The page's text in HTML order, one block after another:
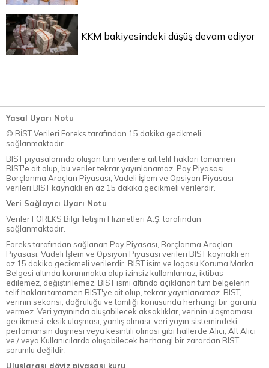
KKM bakiyesindeki düşüş devam ediyor
Yasal Uyarı Notu
© BİST Verileri Foreks tarafından 15 dakika gecikmeli
sağlanmaktadır.
BIST piyasalarında oluşan tüm verilere ait telif hakları tamamen
BIST'e ait olup, bu veriler tekrar yayınlanamaz. Pay Piyasası,
Borçlanma Araçları Piyasası, Vadeli İşlem ve Opsiyon Piyasası
verileri BIST kaynaklı en az 15 dakika gecikmeli verilerdir.
Veri Sağlayıcı Uyarı Notu
Veriler FOREKS Bilgi İletişim Hizmetleri A.Ş. tarafından
sağlanmaktadır.
Foreks tarafından sağlanan Pay Piyasası, Borçlanma Araçları
Piyasası, Vadeli İşlem ve Opsiyon Piyasası verileri BIST kaynaklı en
az 15 dakika gecikmeli verilerdir. BIST isim ve logosu Koruma Marka
Belgesi altında korunmakta olup izinsiz kullanılamaz, iktibas
edilemez, değiştirilemez. BIST ismi altında açıklanan tüm belgelerin
telif hakları tamamen BIST'ye ait olup, tekrar yayınlanamaz. BIST,
verinin sekansı, doğruluğu ve tamlığı konusunda herhangi bir garanti
vermez. Veri yayınında oluşabilecek aksaklıklar, verinin ulaşmaması,
gecikmesi, eksik ulaşması, yanlış olması, veri yayın sistemindeki
perfomansın düşmesi veya kesintili olması gibi hallerde Alıcı, Alt Alıcı
ve / veya Kullanıcılarda oluşabilecek herhangi bir zarardan BIST
sorumlu değildir.
Uluslarası döviz piyasası kuru